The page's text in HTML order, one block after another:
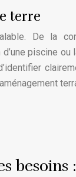
terre
De la
piscine
besoins